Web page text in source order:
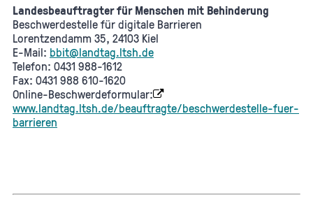
Landesbeauftragter für Menschen mit Behinderung
Beschwerdestelle für digitale Barrieren
Lorentzendamm 35, 24103 Kiel
E-Mail: bbit@landtag.ltsh.de
Telefon: 0431 988-1612
Fax: 0431 988 610-1620
Online-Beschwerdeformular:
www.landtag.ltsh.de/beauftragte/beschwerdestelle-fuer-
barrieren